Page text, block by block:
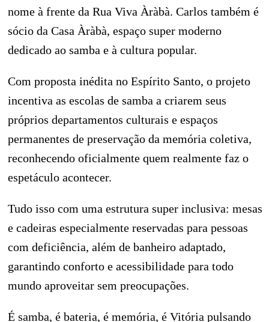
nome à frente da Rua Viva Àràbà. Carlos também é
sócio da Casa Àràbà, espaço super moderno
dedicado ao samba e à cultura popular.
Com proposta inédita no Espírito Santo, o projeto
incentiva as escolas de samba a criarem seus
próprios departamentos culturais e espaços
permanentes de preservação da memória coletiva,
reconhecendo oficialmente quem realmente faz o
espetáculo acontecer.
Tudo isso com uma estrutura super inclusiva: mesas
e cadeiras especialmente reservadas para pessoas
com deficiência, além de banheiro adaptado,
garantindo conforto e acessibilidade para todo
mundo aproveitar sem preocupações.
É samba, é bateria, é memória, é Vitória pulsando